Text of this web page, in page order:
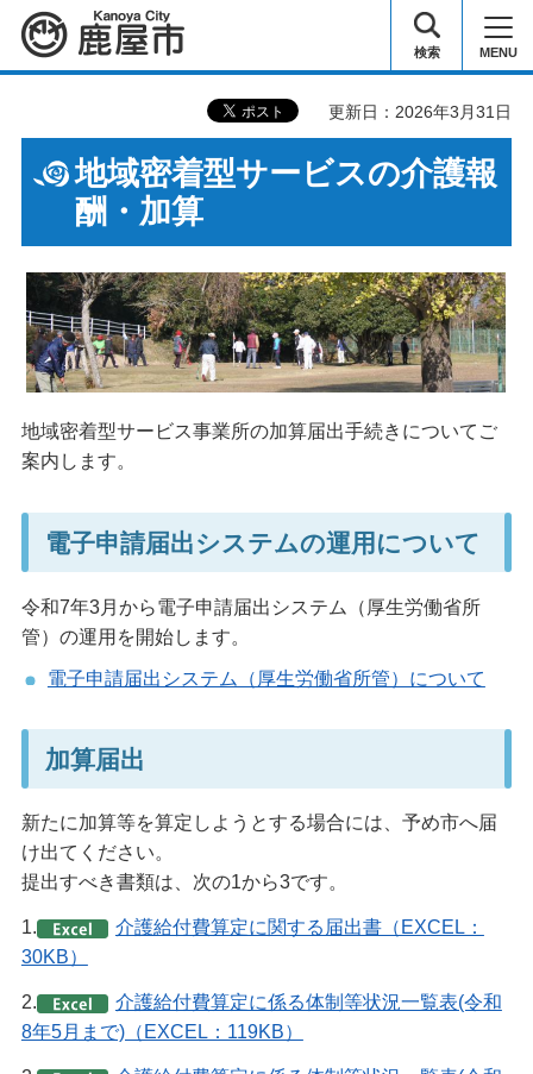
鹿屋市 検索 MENU
更新日：2026年3月31日
地域密着型サービスの介護報
酬・加算
地域密着型サービス事業所の加算届出手続きについてご
案内します。
電子申請届出システムの運用について
令和7年3月から電子申請届出システム（厚生労働省所
管）の運用を開始します。
電子申請届出システム（厚生労働省所管）について
加算届出
新たに加算等を算定しようとする場合には、予め市へ届
け出てください。
提出すべき書類は、次の1から3です。
1.
介護給付費算定に関する届出書（EXCEL：
30KB）
2.
介護給付費算定に係る体制等状況一覧表(令和
8年5月まで)（EXCEL：119KB）